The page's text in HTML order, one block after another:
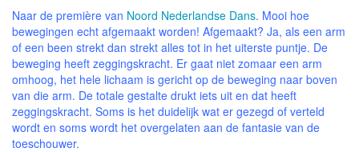
Naar de première van Noord Nederlandse Dans. Mooi hoe
bewegingen echt afgemaakt worden! Afgemaakt? Ja, als een arm
of een been strekt dan strekt alles tot in het uiterste puntje. De
beweging heeft zeggingskracht. Er gaat niet zomaar een arm
omhoog, het hele lichaam is gericht op de beweging naar boven
van die arm. De totale gestalte drukt iets uit en dat heeft
zeggingskracht. Soms is het duidelijk wat er gezegd of verteld
wordt en soms wordt het overgelaten aan de fantasie van de
toeschouwer.